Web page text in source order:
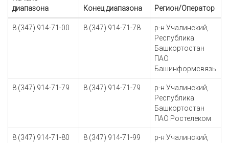
диапазона
Конец диапазона Регион/Оператор
8 (347) 914-71-00 8 (347) 914-71-78
р-н Учалинский,
Республика
Башкортостан
ПАО
Башинформсвязь
8 (347) 914-71-79 8 (347) 914-71-79
р-н Учалинский,
Республика
Башкортостан
ПАО Ростелеком
8 (347) 914-71-80 8 (347) 914-71-99
р-н Учалинский,